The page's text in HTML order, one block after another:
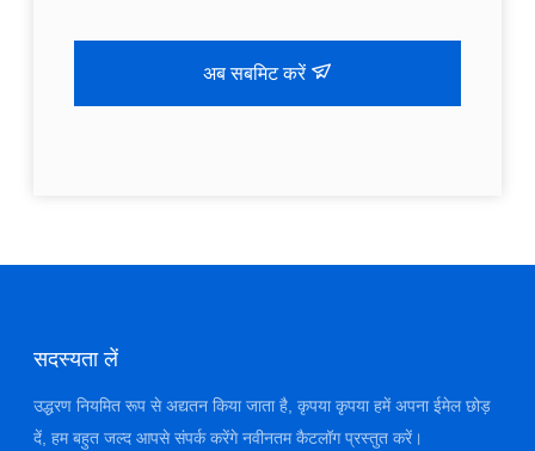
अब सबमिट करें
सदस्यता लें
उद्धरण नियमित रूप से अद्यतन किया जाता है, कृपया कृपया हमें अपना ईमेल छोड़
दें, हम बहुत जल्द आपसे संपर्क करेंगे नवीनतम कैटलॉग प्रस्तुत करें।